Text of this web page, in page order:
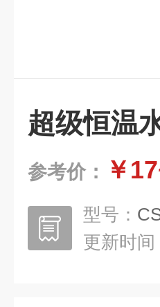
超级恒温
参考价： ￥
型号：
更新时间